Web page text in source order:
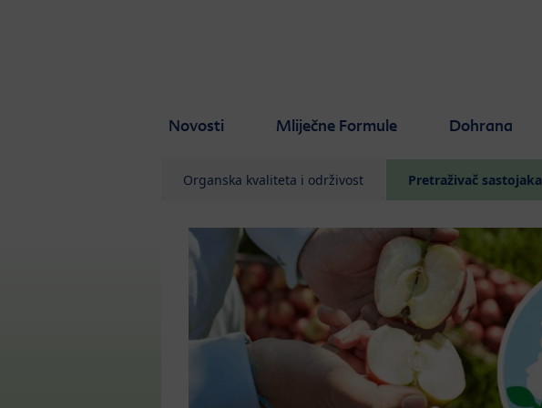
Novosti Mliječne Formule Dohrana
Organska kvaliteta i održivost Pretraživač sastojaka